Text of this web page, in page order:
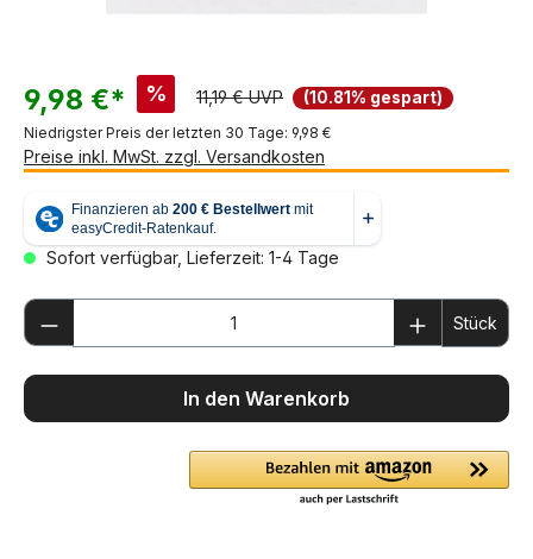
9,98 €* % 11,19 € UVP (10.81% gespart)
Niedrigster Preis der letzten 30 Tage: 9,98 €
Preise inkl. MwSt. zzgl. Versandkosten
Sofort verfügbar, Lieferzeit: 1-4 Tage
Produkt Anzahl: Gib den gewünschten
Stück
In den Warenkorb